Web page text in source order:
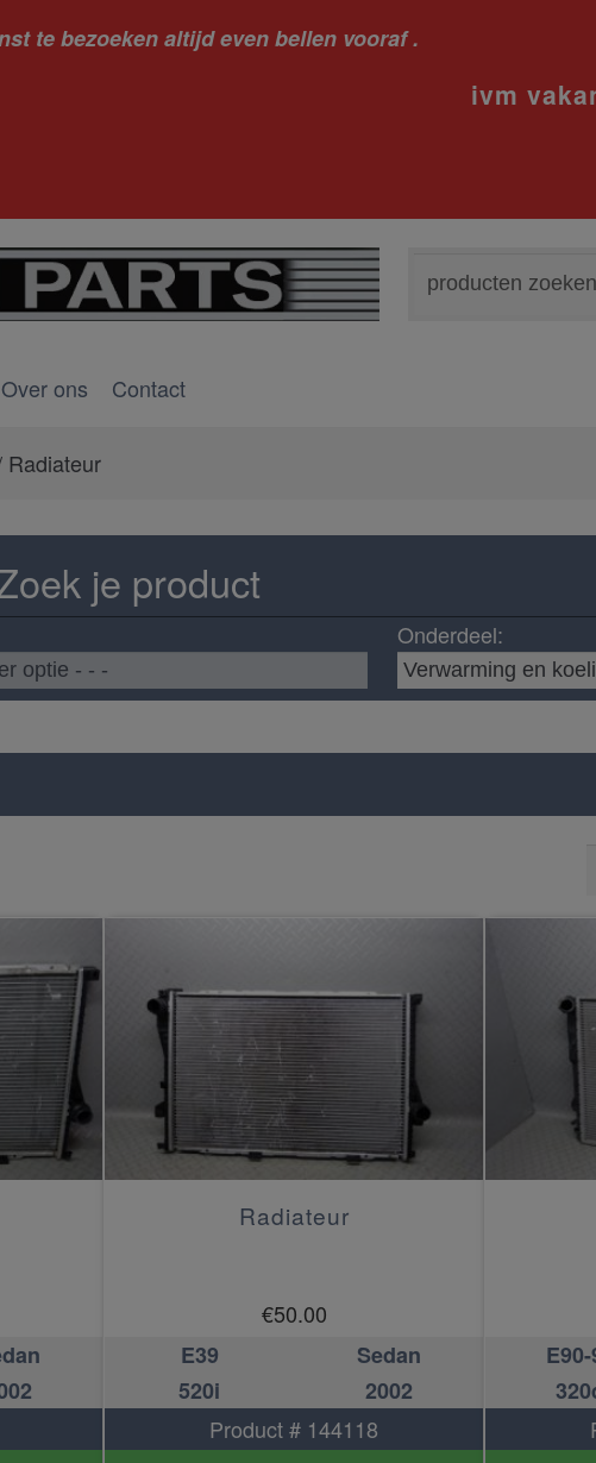
te bezoeken altijd even bellen vooraf .
naar:
Over ons Contact
Radiateur
je product
Onderdeel:
Radiateur
€50.00
E39
Sedan
520i
2002
Product # 144118
E90-